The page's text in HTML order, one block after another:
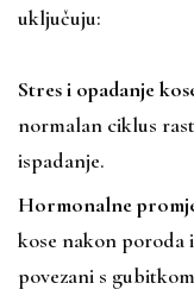
uključuju:
Stres i opadanje
normalan ciklus
ispadanje.
Hormonalne
kose nakon poroda
povezani s